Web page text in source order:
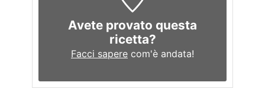
Avete provato questa
ricetta?
Facci sapere com'è andata!